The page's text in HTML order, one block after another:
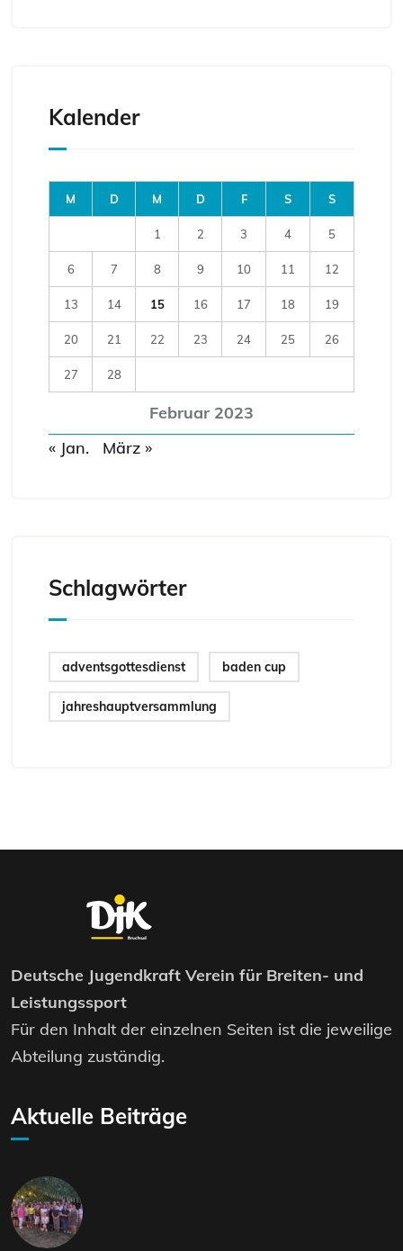
Kalender
Februar 2023
M D M D F S S
1 2 3 4 5
6 7 8 9 10 11 12
13 14 15 16 17 18 19
20 21 22 23 24 25 26
27 28
« Jan. März »
Schlagwörter
adventsgottesdienst baden cup
jahreshauptversammlung
Deutsche Jugendkraft Verein für Breiten- und
Leistungssport
Für den Inhalt der einzelnen Seiten ist die jeweilige
Abteilung zuständig.
Aktuelle Beiträge